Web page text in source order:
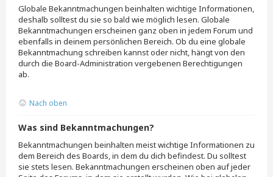
Globale Bekanntmachungen beinhalten wichtige Informationen,
deshalb solltest du sie so bald wie möglich lesen. Globale
Bekanntmachungen erscheinen ganz oben in jedem Forum und
ebenfalls in deinem persönlichen Bereich. Ob du eine globale
Bekanntmachung schreiben kannst oder nicht, hängt von den
durch die Board-Administration vergebenen Berechtigungen
ab.
Nach oben
Was sind Bekanntmachungen?
Bekanntmachungen beinhalten meist wichtige Informationen zu
dem Bereich des Boards, in dem du dich befindest. Du solltest
sie stets lesen. Bekanntmachungen erscheinen oben auf jeder